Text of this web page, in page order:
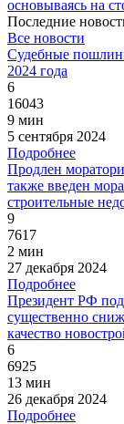
основываясь на
Последние
Все новости
Судебные
2024 года
6
16043
9 мин
5 сентября 2024
Подробнее
Продлен
также введен
строительные
9
7617
2 мин
27 декабря 2024
Подробнее
Президент РФ
существенно
качество
6
6925
13 мин
26 декабря 2024
Подробнее